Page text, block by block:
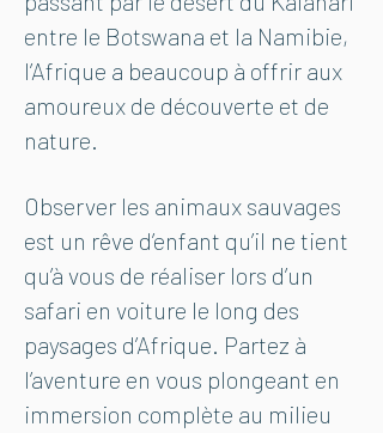
entre le Botswana et la Namibie,
l’Afrique a beaucoup à offrir aux
amoureux de découverte et de
nature.
Observer les animaux sauvages
est un rêve d’enfant qu’il ne tient
qu’à vous de réaliser lors d’un
safari en voiture le long des
paysages d’Afrique. Partez à
l’aventure en vous plongeant en
immersion complète au milieu